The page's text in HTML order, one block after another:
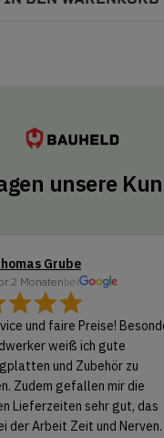
unsere
Grube
2 Monatenbei
und faire Preise!
weiß ich gute
und Zubehör zu
Zudem gefallen mir die
Lieferzeiten sehr gut, das
der Arbeit Zeit und Nerven.